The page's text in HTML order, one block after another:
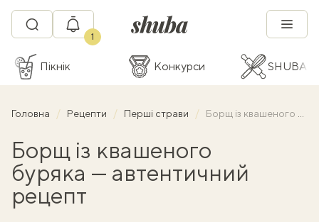
1
Пікнік Конкурси SHUBA
Головна Рецепти Перші страви Борщ із квашеного буряка — автентичний рецепт
Борщ із квашеного
буряка — автентичний
рецепт